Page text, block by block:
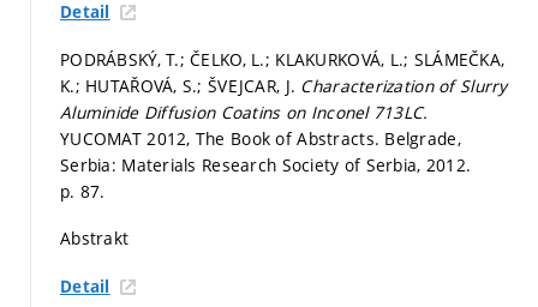
Detail
PODRÁBSKÝ, T.; ČELKO, L.; KLAKURKOVÁ, L.; SLÁMEČKA,
K.; HUTAŘOVÁ, S.; ŠVEJCAR, J. Characterization of Slurry
Aluminide Diffusion Coatins on Inconel 713LC.
YUCOMAT 2012, The Book of Abstracts. Belgrade,
Serbia: Materials Research Society of Serbia, 2012.
p. 87.
Abstrakt
Detail